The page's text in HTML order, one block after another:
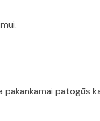
patogūs